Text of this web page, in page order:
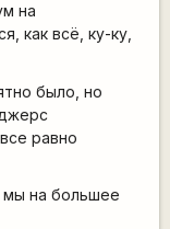
на
как всё, ку-ку,
было, но
равно
мы на большее